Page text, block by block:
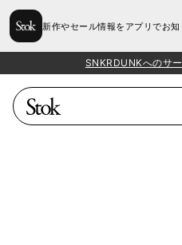
新作やセール情報をアプリでお知
SNKRDUNKへのサ